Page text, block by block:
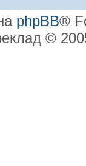
phpBB®
©